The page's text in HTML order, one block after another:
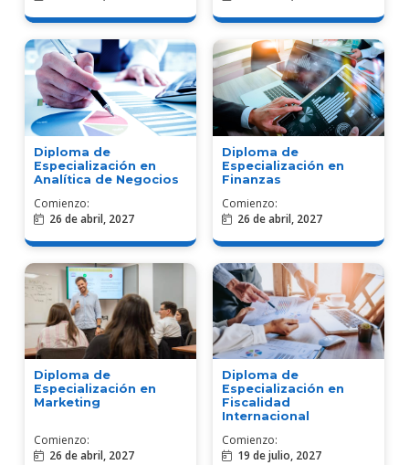
Diploma de
Especialización en
Analítica de Negocios
Comienzo:
26 de abril, 2027
Diploma de
Especialización en
Finanzas
Comienzo:
26 de abril, 2027
Diploma de
Especialización en
Marketing
Comienzo:
26 de abril, 2027
Diploma de
Especialización en
Fiscalidad
Internacional
Comienzo:
19 de julio, 2027